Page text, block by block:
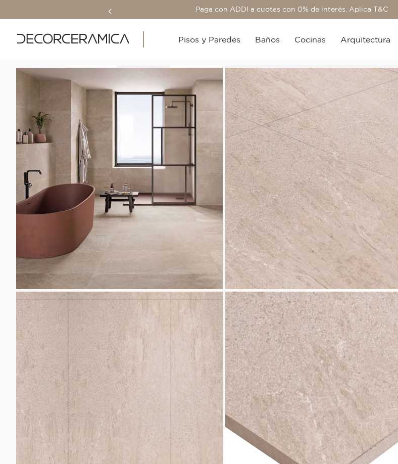
Paga con ADDI a cuotas con 0% de interés. Aplica T&C
Pisos y Paredes Baños Cocinas Arquitectura